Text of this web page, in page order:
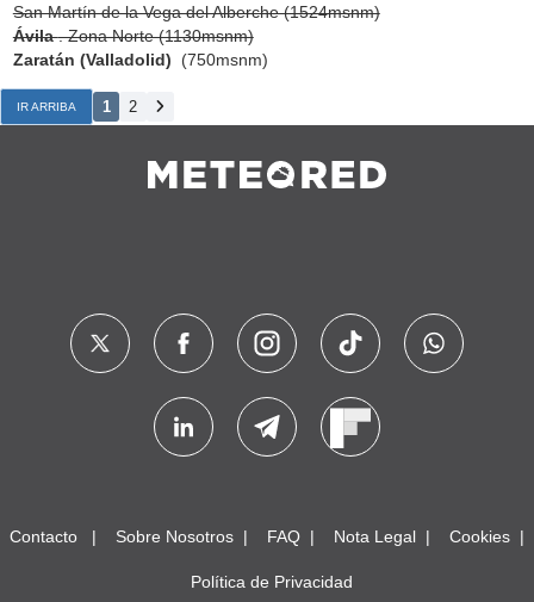
San Martín de la Vega del Alberche (1524msnm)
Ávila. Zona Norte (1130msnm)
Zaratán (Valladolid) (750msnm)
IR ARRIBA 1 2
Contacto Sobre Nosotros FAQ Nota Legal Cookies
Política de Privacidad